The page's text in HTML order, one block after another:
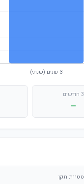
3 חודשים
—
סטיית תקן